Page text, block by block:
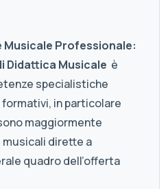
Musicale Professionale:
Didattica Musicale è
specialistiche
in particolare
maggiormente
dirette a
quadro dell’offerta